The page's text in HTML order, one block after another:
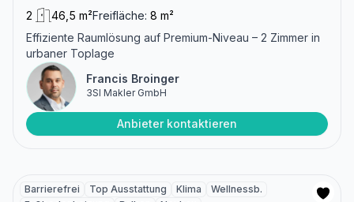
2 46,5 m²Freifläche: 8 m²
Effiziente Raumlösung auf Premium-Niveau – 2 Zimmer in
urbaner Toplage
Francis Broinger
3SI Makler GmbH
Anbieter kontaktieren
Barrierefrei Top Ausstattung Klima
Wellnessb.